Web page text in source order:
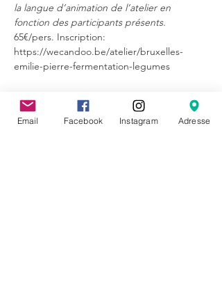
la langue d’animation de l’atelier en
fonction des participants présents.
65€/pers. Inscription:
https://wecandoo.be/atelier/bruxelles-
emilie-pierre-fermentation-legumes
Email Facebook Instagram Adresse